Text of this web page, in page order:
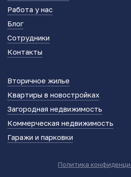
Работа у нас
Блог
Сотрудники
Контакты
Вторичное жилье
Квартиры в новостройках
Загородная недвижимость
Коммерческая недвижимость
Гаражи и парковки
Политика